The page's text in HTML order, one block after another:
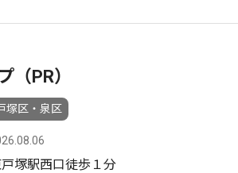
（PR）
塚区・泉区
塚駅西口徒歩１分